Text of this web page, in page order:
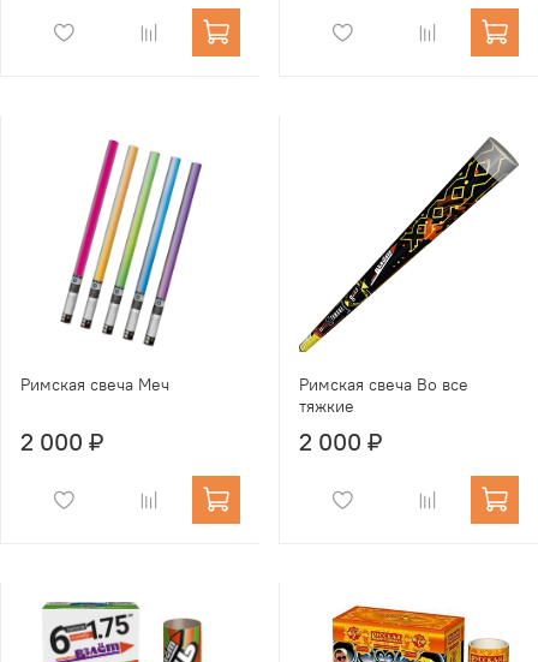
Римская свеча Меч
2 000 ₽
Римская свеча Во все
тяжкие
2 000 ₽